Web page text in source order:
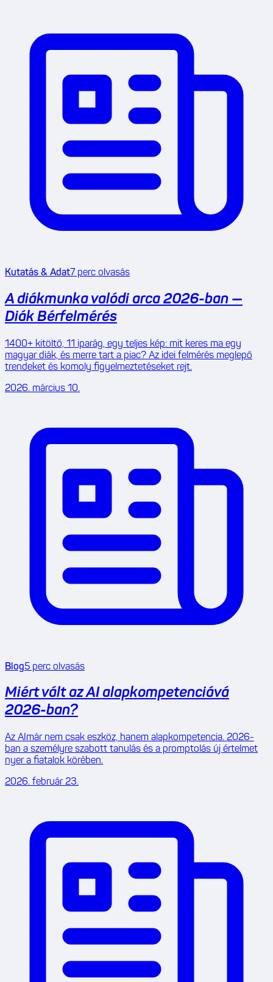
Kutatás & Adat7 perc olvasás
A diákmunka valódi arca 2026-ban —
Diák Bérfelmérés
1400+ kitöltő, 11 iparág, egy teljes kép: mit keres ma egy
magyar diák, és merre tart a piac? Az idei felmérés meglepő
trendeket és komoly figyelmeztetéseket rejt.
2026. március 10.
Blog5 perc olvasás
Miért vált az AI alapkompetenciává
2026-ban?
Az AImár nem csak eszköz, hanem alapkompetencia. 2026-
ban a személyre szabott tanulás és a promptolás új értelmet
nyer a fiatalok körében.
2026. február 23.